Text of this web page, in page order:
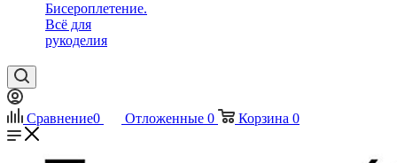
Бисероплетение.
Всё для
рукоделия
Сравнение0 Отложенные 0 Корзина 0